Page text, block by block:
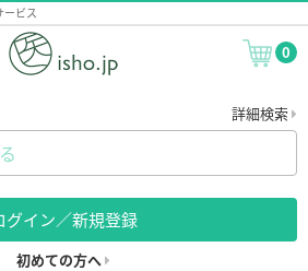
ービス
0
詳細検索
グイン／新規登録
初めての方へ